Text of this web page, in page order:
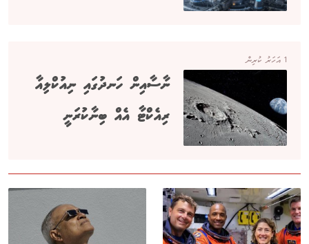
1 އަހަރު ކުރިން
ނާސާއިން ހަނދުގައި ނިއުކްލިއާ
ރިއެކްޓާ އެއް ބިނާކުރަނީ